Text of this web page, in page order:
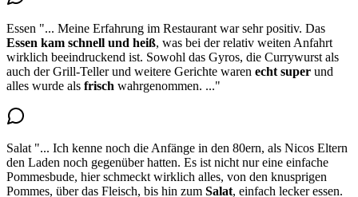
Essen "... Meine Erfahrung im Restaurant war sehr positiv. Das
Essen kam schnell und heiß, was bei der relativ weiten Anfahrt
wirklich beeindruckend ist. Sowohl das Gyros, die Currywurst als
auch der Grill-Teller und weitere Gerichte waren echt super und
alles wurde als frisch wahrgenommen. ..."
Salat "... Ich kenne noch die Anfänge in den 80ern, als Nicos Eltern
den Laden noch gegenüber hatten. Es ist nicht nur eine einfache
Pommesbude, hier schmeckt wirklich alles, von den knusprigen
Pommes, über das Fleisch, bis hin zum Salat, einfach lecker essen.